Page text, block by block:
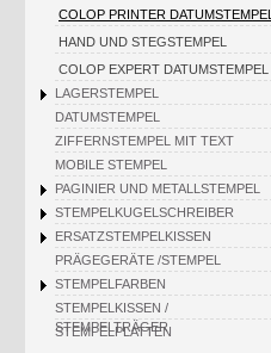
COLOP PRINTER DATUMSTEMPEL
HAND UND STEGSTEMPEL
COLOP EXPERT DATUMSTEMPEL
LAGERSTEMPEL
DATUMSTEMPEL
ZIFFERNSTEMPEL MIT TEXT
MOBILE STEMPEL
PAGINIER UND METALLSTEMPEL
STEMPELKUGELSCHREIBER
ERSATZSTEMPELKISSEN
PRÄGEGERÄTE /STEMPEL
STEMPELFARBEN
STEMPELKISSEN /
STEMPELTRÄGER
STEMPELPLATTEN